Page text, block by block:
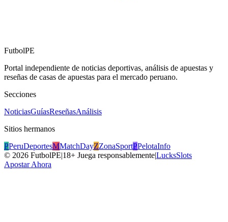
FutbolPE
Portal independiente de noticias deportivas, análisis de apuestas y
reseñas de casas de apuestas para el mercado peruano.
Secciones
NoticiasGuíasReseñasAnálisis
Sitios hermanos
PPeruDeportesMMatchDayZZonaSportPPelotaInfo
© 2026 FutbolPE|18+ Juega responsablemente|LucksSlots
Apostar Ahora